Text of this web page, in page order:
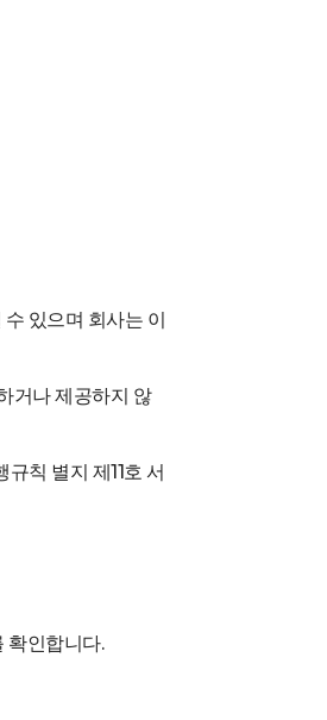
있으며 회사는 이
거나 제공하지 않
칙 별지 제11호 서
확인합니다.